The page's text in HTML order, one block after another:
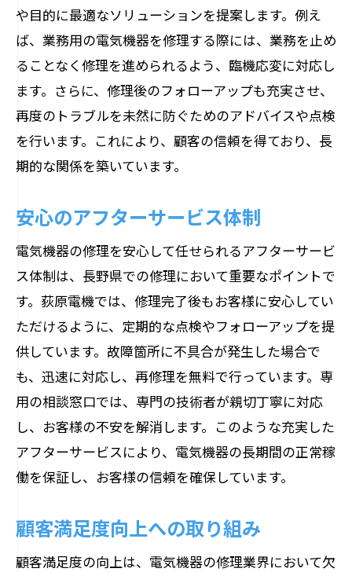
や目的に最適なソリューションを提案します。例え
ば、業務用の電気機器を修理する際には、業務を止め
ることなく修理を進められるよう、臨機応変に対応し
ます。さらに、修理後のフォローアップも充実させ、
再度のトラブルを未然に防ぐためのアドバイスや点検
を行います。これにより、顧客の信頼を得ており、長
期的な関係を築いています。
安心のアフターサービス体制
電気機器の修理を安心して任せられるアフターサービ
ス体制は、長野県での修理において重要なポイントで
す。荻原電機では、修理完了後もお客様に安心してい
ただけるように、定期的な点検やフォローアップを提
供しています。故障箇所に不具合が発生した場合で
も、迅速に対応し、再修理を無料で行っています。専
用の相談窓口では、専門の技術者が親切丁寧に対応
し、お客様の不安を解消します。このような充実した
アフターサービスにより、電気機器の長期間の正常稼
働を保証し、お客様の信頼を確保しています。
顧客満足度向上への取り組み
顧客満足度の向上は、電気機器の修理業界において欠